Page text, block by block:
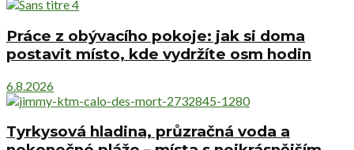
Práce z obývacího pokoje: jak si doma
postavit místo, kde vydržíte osm hodin
6.8.2026
Tyrkysová hladina, průzračná voda a